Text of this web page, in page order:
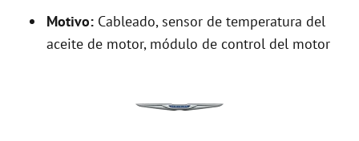
Motivo: Cableado, sensor de temperatura del
aceite de motor, módulo de control del motor